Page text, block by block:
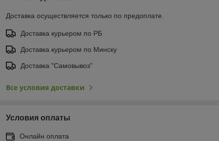
Доставка осуществляется только по предоплате.
Доставка курьером по РБ
Доставка курьером по Минску
Доставка "Самовывоз"
Все условия доставки
Условия оплаты
Онлайн оплата